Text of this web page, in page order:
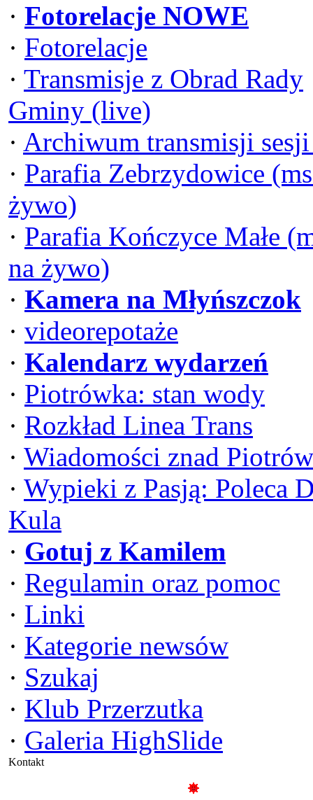
· Fotorelacje NOWE
· Fotorelacje
· Transmisje z Obrad Rady
Gminy (live)
· Archiwum transmisji
· Parafia Zebrzydowice
żywo)
· Parafia Kończyce Małe
na żywo)
· Kamera na Młyńszczok
· videorepotaże
· Kalendarz wydarzeń
· Piotrówka: stan wody
· Rozkład Linea Trans
· Wiadomości znad
· Wypieki z Pasją: Poleca
Kula
· Gotuj z Kamilem
· Regulamin oraz pomoc
· Linki
· Kategorie newsów
· Szukaj
· Klub Przerzutka
· Galeria HighSlide
Kontakt